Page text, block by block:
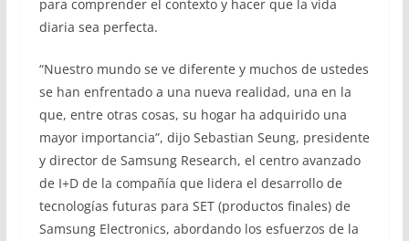
para comprender el contexto y hacer que la vida
diaria sea perfecta.
“Nuestro mundo se ve diferente y muchos de ustedes
se han enfrentado a una nueva realidad, una en la
que, entre otras cosas, su hogar ha adquirido una
mayor importancia”, dijo Sebastian Seung, presidente
y director de Samsung Research, el centro avanzado
de I+D de la compañía que lidera el desarrollo de
tecnologías futuras para SET (productos finales) de
Samsung Electronics, abordando los esfuerzos de la